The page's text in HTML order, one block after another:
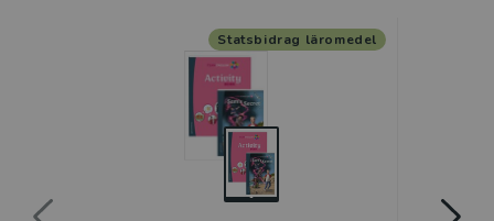
Statsbidrag läromedel